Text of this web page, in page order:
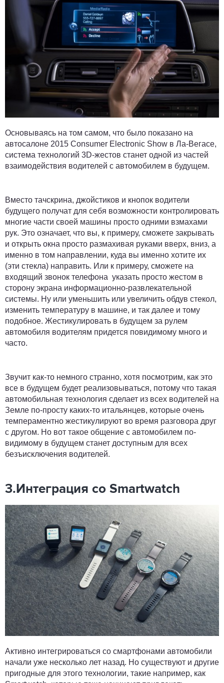
Основываясь на том самом, что было показано на
автосалоне 2015 Consumer Electronic Show в Ла-Вегасе,
система технологий 3D-жестов станет одной из частей
взаимодействия водителей с автомобилем в будущем.
Вместо тачскрина, джойстиков и кнопок водители
будущего получат для себя возможности контролировать
многие части своей машины просто одними взмахами
рук. Это означает, что вы, к примеру, сможете закрывать
и открыть окна просто размахивая руками вверх, вниз, а
именно в том направлении, куда вы именно хотите их
(эти стекла) направить. Или к примеру, сможете на
входящий звонок телефона указать просто жестом в
сторону экрана информационно-развлекательной
системы. Ну или уменьшить или увеличить обдув стекол,
изменить температуру в машине, и так далее и тому
подобное. Жестикулировать в будущем за рулем
автомобиля водителям придется повидимому много и
часто.
Звучит как-то немного странно, хотя посмотрим, как это
все в будущем будет реализовываться, потому что такая
автомобильная технология сделает из всех водителей на
Земле по-просту каких-то итальянцев, которые очень
темпераментно жестикулируют во время разговора друг
с другом. Но вот такое общение с автомобилем по-
видимому в будущем станет доступным для всех
безъисключения водителей.
3.Интеграция со Smartwatch
Активно интегрироваться со смартфонами автомобили
начали уже несколько лет назад. Но существуют и другие
пригодные для этого технологии, такие например, как